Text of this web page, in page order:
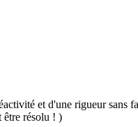
et d'une rigueur sans
être résolu ! )